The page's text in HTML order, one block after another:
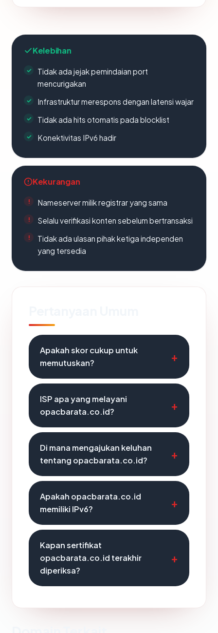
Kelebihan
Tidak ada jejak pemindaian port
mencurigakan
Infrastruktur merespons dengan latensi wajar
Tidak ada hits otomatis pada blocklist
Konektivitas IPv6 hadir
Kekurangan
Nameserver milik registrar yang sama
Selalu verifikasi konten sebelum bertransaksi
Tidak ada ulasan pihak ketiga independen
yang tersedia
Apakah skor cukup untuk
memutuskan?
ISP apa yang melayani
opacbarata.co.id?
Di mana mengajukan keluhan
tentang opacbarata.co.id?
Apakah opacbarata.co.id
memiliki IPv6?
Kapan sertifikat
opacbarata.co.id terakhir
diperiksa?